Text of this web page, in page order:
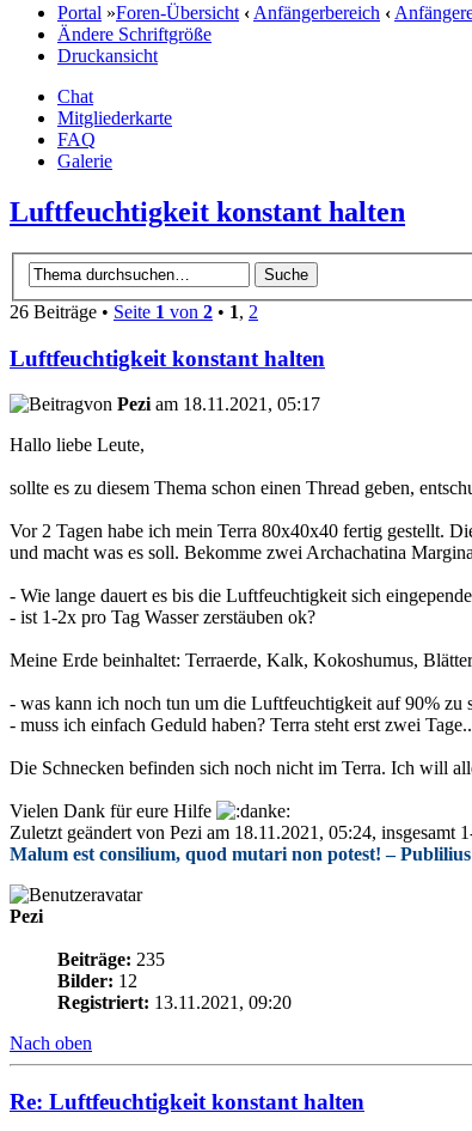
Portal »Foren-Übersicht ‹Anfängerbereich ‹
Ändere Schriftgröße
Druckansicht
Chat
Mitgliederkarte
FAQ
Galerie
Luftfeuchtigkeit konstant halten
26 Beiträge • Seite 1 von 2 • 1, 2
Luftfeuchtigkeit konstant halten
von Pezi am 18.11.2021, 05:17
Hallo liebe Leute,
sollte es zu diesem Thema schon einen Thread geben,
Vor 2 Tagen habe ich mein Terra 80x40x40 fertig gestellt.
und macht was es soll. Bekomme zwei Archachatina
- Wie lange dauert es bis die Luftfeuchtigkeit sich
- ist 1-2x pro Tag Wasser zerstäuben ok?
Meine Erde beinhaltet: Terraerde, Kalk, Kokoshumus,
- was kann ich noch tun um die Luftfeuchtigkeit auf 90% zu
- muss ich einfach Geduld haben? Terra steht erst zwei
Die Schnecken befinden sich noch nicht im Terra. Ich will
Vielen Dank für eure Hilfe
Zuletzt geändert von Pezi am 18.11.2021, 05:24, insgesamt
Malum est consilium, quod mutari non potest! –
Pezi
Beiträge: 235
Bilder: 12
Registriert: 13.11.2021, 09:20
Nach oben
Re: Luftfeuchtigkeit konstant halten